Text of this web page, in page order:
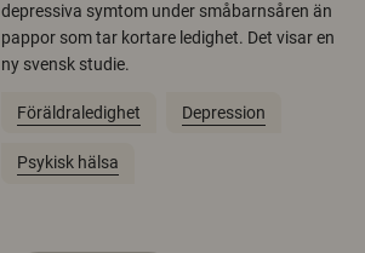
depressiva symtom under småbarnsåren än
pappor som tar kortare ledighet. Det visar en
ny svensk studie.
Föräldraledighet Depression
Psykisk hälsa